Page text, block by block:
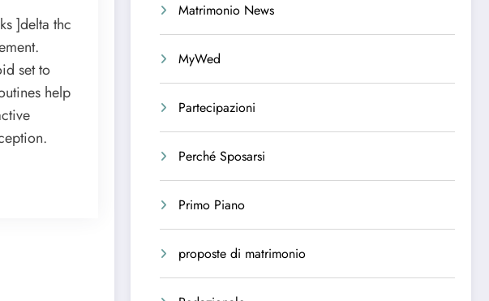
]delta thc
set to
help
Matrimonio News
MyWed
Partecipazioni
Perché Sposarsi
Primo Piano
proposte di matrimonio